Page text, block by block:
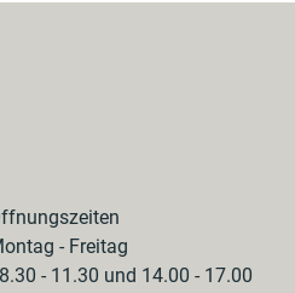
- Freitag
- 11.30 und 14.00 - 17.00